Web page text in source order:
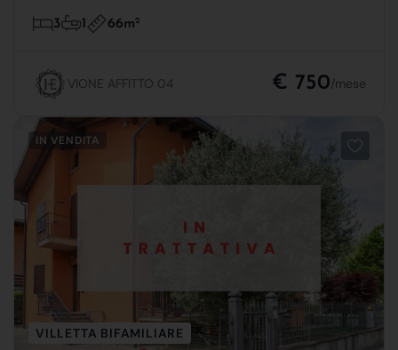
3 1 66m2
VIONE AFFITTO 04 € 750/mese
IN VENDITA
VILLETTA BIFAMILIARE